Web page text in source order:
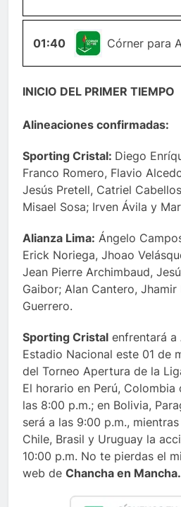
01:40ESQUINACórner para
INICIO DEL PRIMER TIEMPO
Alineaciones confirmadas:
Sporting Cristal: Diego
Franco Romero, Flavio
Jesús Pretell, Catriel
Misael Sosa; Irven Ávila y
Alianza Lima: Ángelo
Erick Noriega, Jhoao
Jean Pierre Archimbaud,
Gaibor; Alan Cantero, Jhamir
Guerrero.
Sporting Cristal enfrentará a
Estadio Nacional este 01 de
del Torneo Apertura de la
El horario en Perú, Colombia
las 8:00 p.m.; en Bolivia,
será a las 9:00 p.m.,
Chile, Brasil y Uruguay la
10:00 p.m. No te pierdas el
web de Chancha en Mancha.